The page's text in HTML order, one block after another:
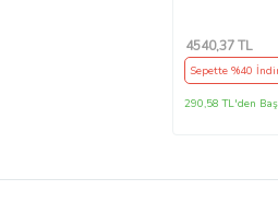
4540,37 TL
Sepette %40
290,58 TL'den